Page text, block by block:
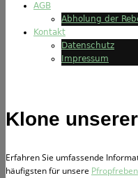
AGB
Abholung der
Kontakt
Datenschutz
Impressum
Klone
Erfahren Sie umfassende
häufigsten für unsere Pfropfreben